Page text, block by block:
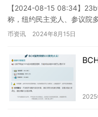
【2024-08-15 08:34】
称，纽约民主党人、参议院
不能袖手旁观，…
币资讯 2024年8月15日
2025